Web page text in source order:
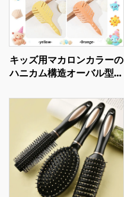
キッズ用マカロンカラーの
ハニカム構造オーバル型ナ
入りマッサージヘアブラシ
専門サロン仕様